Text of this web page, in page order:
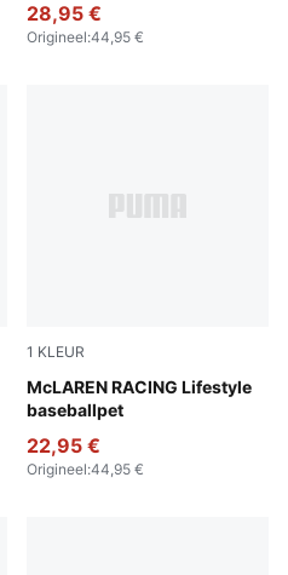
28,95 €
Origineel:44,95 €
1 KLEUR
McLAREN RACING Lifestyle
baseballpet
Puma Black
22,95 €
Origineel:44,95 €